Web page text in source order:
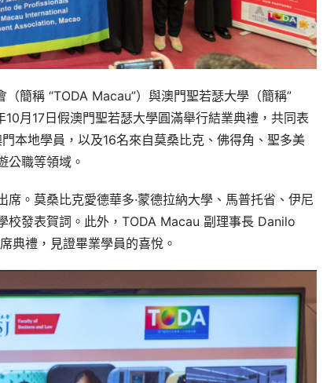
簡稱 “TODA Macau”）與澳門聖若瑟大學（簡稱”
月17日假澳門聖若瑟大學圓滿舉行結業典禮，共同表
本地學員，以及16名來自莫桑比克、佛得角、聖多美
公職等領域。
。莫桑比克愛德華多·蒙德拉納大學、馬普托省、伊尼
校發表賀詞。此外，TODA Macau 副理事長 Danilo
典禮，見證畢業學員的喜悅。